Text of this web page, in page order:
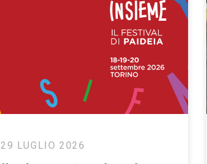
18 GIUGNO 2026